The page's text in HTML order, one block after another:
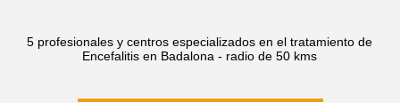
5 profesionales y centros especializados en el tratamiento de
Encefalitis en Badalona - radio de 50 kms